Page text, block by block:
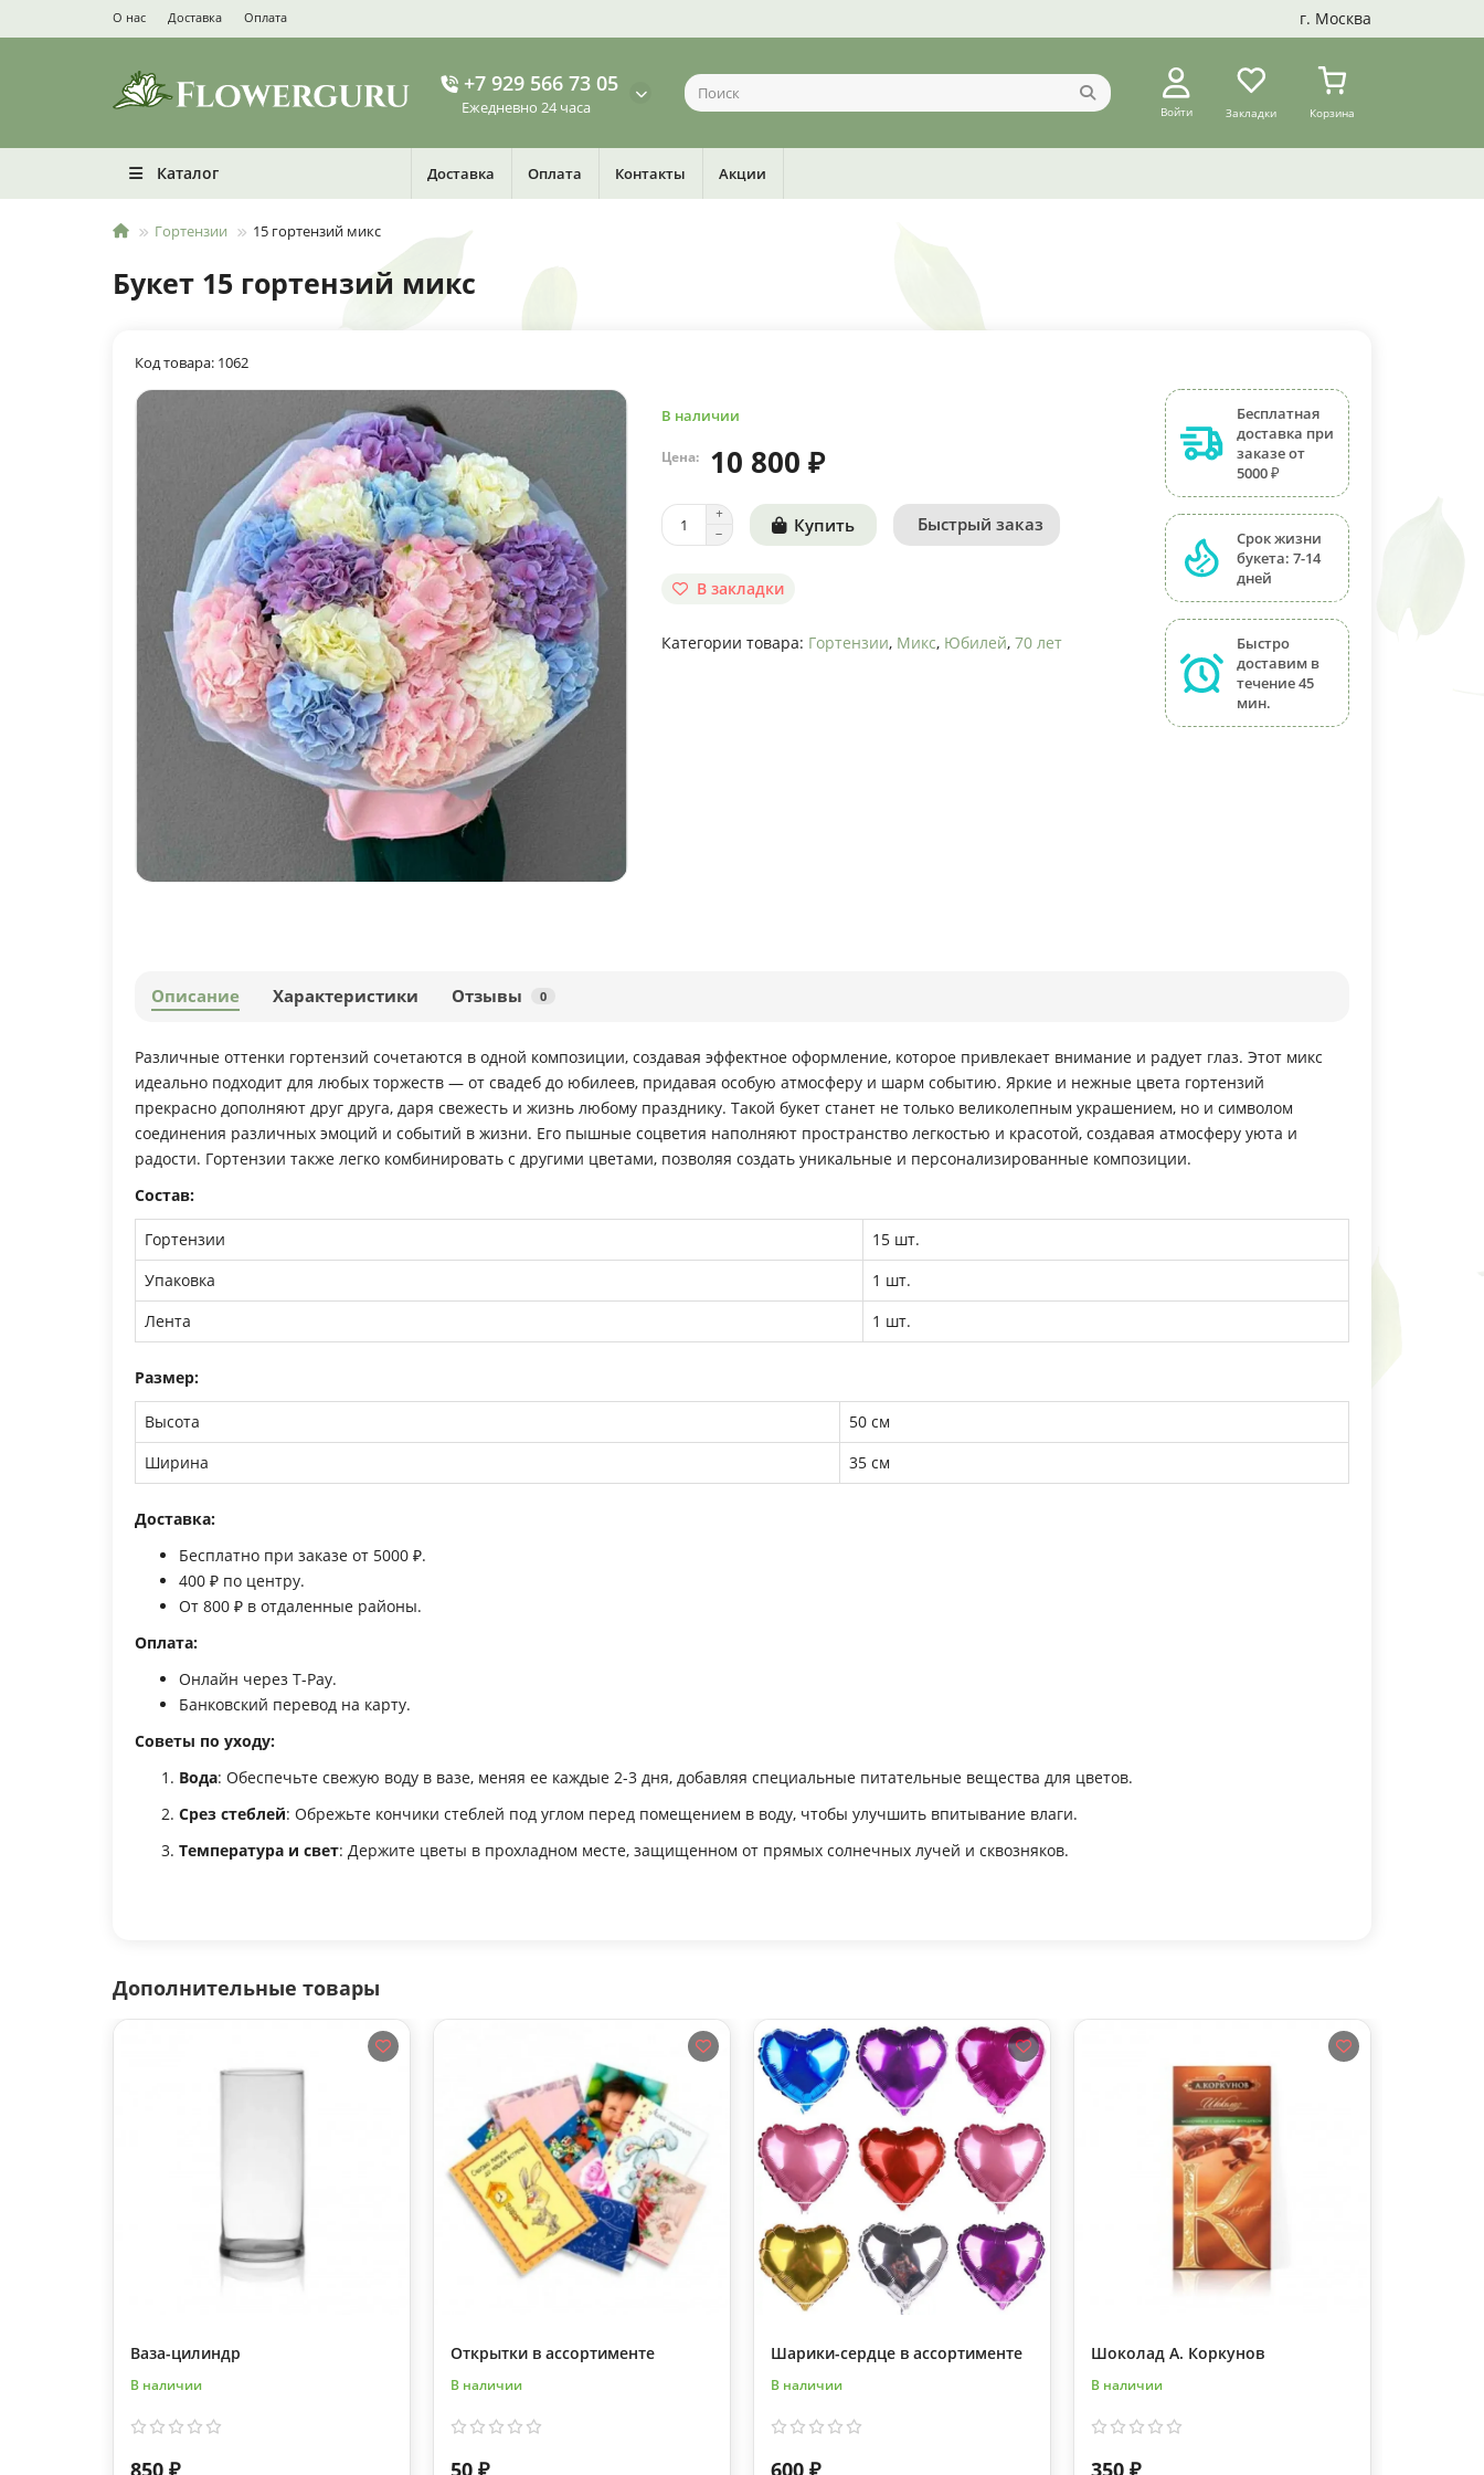
О нас Доставка Оплата г. Москва
+7 929 566 73 05
Ежедневно 24 часа Войти Закладки Корзина
Каталог Доставка Оплата Контакты Акции
Гортензии 15 гортензий микс
Букет 15 гортензий микс
Код товара: 1062
В наличии
Цена: 10 800 ₽
Купить Быстрый заказ
В закладки
Категории товара: Гортензии, Микс, Юбилей, 70 лет
Бесплатная
доставка при
заказе от
5000 ₽
Срок жизни
букета: 7-14
дней
Быстро
доставим в
течение 45
мин.
Описание Характеристики Отзывы 0
Различные оттенки гортензий сочетаются в одной композиции, создавая эффектное оформление, которое привлекает внимание и радует глаз. Этот микс
идеально подходит для любых торжеств — от свадеб до юбилеев, придавая особую атмосферу и шарм событию. Яркие и нежные цвета гортензий
прекрасно дополняют друг друга, даря свежесть и жизнь любому празднику. Такой букет станет не только великолепным украшением, но и символом
соединения различных эмоций и событий в жизни. Его пышные соцветия наполняют пространство легкостью и красотой, создавая атмосферу уюта и
радости. Гортензии также легко комбинировать с другими цветами, позволяя создать уникальные и персонализированные композиции.
Состав:
Гортензии
15 шт.
Упаковка
1 шт.
Лента
1 шт.
Размер:
Высота
50 см
Ширина
35 см
Доставка:
Бесплатно при заказе от 5000 ₽.
400 ₽ по центру.
От 800 ₽ в отдаленные районы.
Оплата:
Онлайн через T-Pay.
Банковский перевод на карту.
Советы по уходу:
Вода: Обеспечьте свежую воду в вазе, меняя ее каждые 2-3 дня, добавляя специальные питательные вещества для цветов.
Срез стеблей: Обрежьте кончики стеблей под углом перед помещением в воду, чтобы улучшить впитывание влаги.
Температура и свет: Держите цветы в прохладном месте, защищенном от прямых солнечных лучей и сквозняков.
Дополнительные товары
Ваза-цилиндр
В наличии
850 ₽
Открытки в ассортименте
В наличии
50 ₽
Шарики-сердце в ассортименте
В наличии
600 ₽
Шоколад А. Коркунов
В наличии
350 ₽